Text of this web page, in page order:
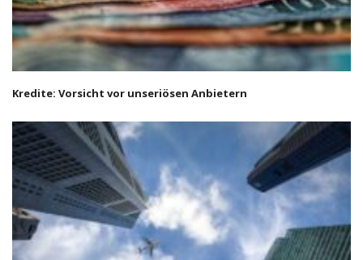
Kredite: Vorsicht vor unseriösen Anbietern